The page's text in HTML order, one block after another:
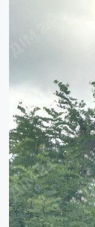
1
26кв.м.
Купити
5000 $